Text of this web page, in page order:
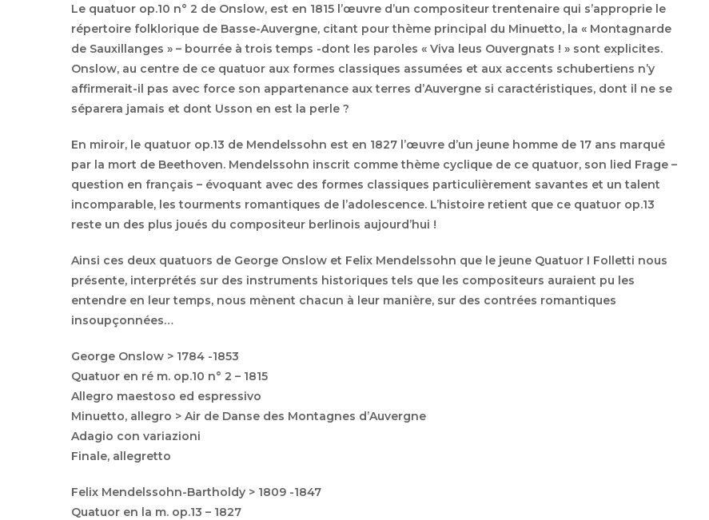
Le quatuor op.10 n° 2 de Onslow, est en 1815 l’œuvre d’un compositeur trentenaire qui s’approprie le
répertoire folklorique de Basse-Auvergne, citant pour thème principal du Minuetto, la « Montagnarde
de Sauxillanges » – bourrée à trois temps -dont les paroles « Viva leus Ouvergnats ! » sont explicites.
Onslow, au centre de ce quatuor aux formes classiques assumées et aux accents schubertiens n’y
affirmerait-il pas avec force son appartenance aux terres d’Auvergne si caractéristiques, dont il ne se
séparera jamais et dont Usson en est la perle ?
En miroir, le quatuor op.13 de Mendelssohn est en 1827 l’œuvre d’un jeune homme de 17 ans marqué
par la mort de Beethoven. Mendelssohn inscrit comme thème cyclique de ce quatuor, son lied Frage –
question en français – évoquant avec des formes classiques particulièrement savantes et un talent
incomparable, les tourments romantiques de l’adolescence. L’histoire retient que ce quatuor op.13
reste un des plus joués du compositeur berlinois aujourd’hui !
Ainsi ces deux quatuors de George Onslow et Felix Mendelssohn que le jeune Quatuor I Folletti nous
présente, interprétés sur des instruments historiques tels que les compositeurs auraient pu les
entendre en leur temps, nous mènent chacun à leur manière, sur des contrées romantiques
insoupçonnées…
George Onslow > 1784 -1853
Quatuor en ré m. op.10 n° 2 – 1815
Allegro maestoso ed espressivo
Minuetto, allegro > Air de Danse des Montagnes d’Auvergne
Adagio con variazioni
Finale, allegretto
Felix Mendelssohn-Bartholdy > 1809 -1847
Quatuor en la m. op.13 – 1827